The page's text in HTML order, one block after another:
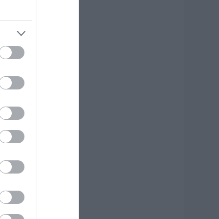
| 18:40
η θαλάσσια
για
| 18:20